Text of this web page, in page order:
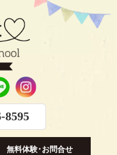
8595
無料体験･お問合せ